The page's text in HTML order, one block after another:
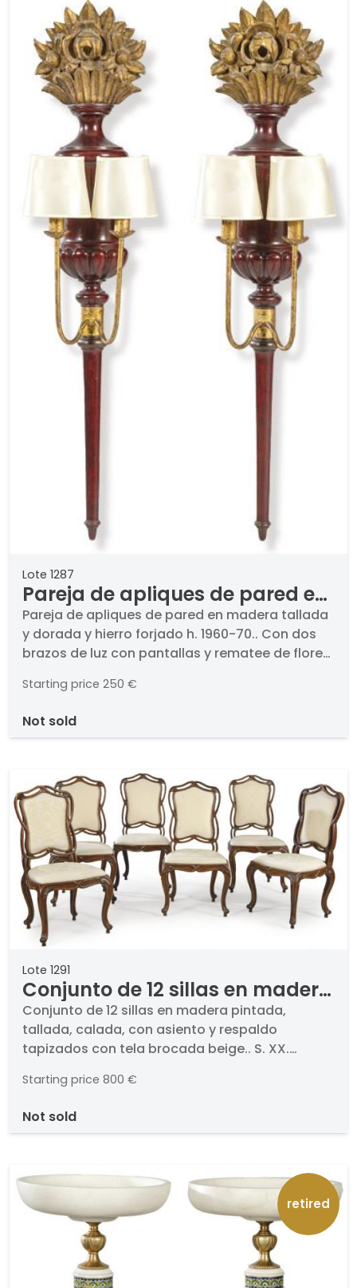
Lote 1287
Pareja de apliques de pared en
madera tallada y dorada y
hierro forjado h. 1960-70.
Pareja de apliques de pared en madera tallada
y dorada y hierro forjado h. 1960-70.. Con dos
brazos de luz con pantallas y rematee de flores
Starting price 250 €
not sold
Lote 1291
Conjunto de 12 sillas en madera
pintada, tallada, calada, con
asiento y respaldo tapizados
con tela brocada beige. S. XX
Conjunto de 12 sillas en madera pintada,
tallada, calada, con asiento y respaldo
tapizados con tela brocada beige.. S. XX.
Starting price 800 €
not sold
retired